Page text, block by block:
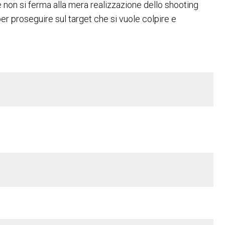
si ferma alla mera realizzazione dello shooting
proseguire sul target che si vuole colpire e